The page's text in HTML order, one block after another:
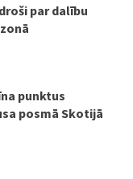
par dalību
punktus
posmā Skotijā